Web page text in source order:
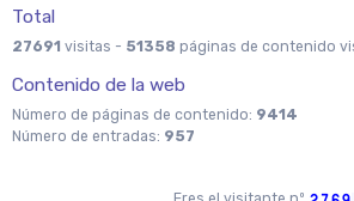
Total
27691 visitas - 51358 páginas de contenido
Contenido de la web
Número de páginas de contenido: 9414
Número de entradas: 957